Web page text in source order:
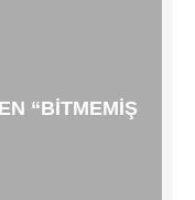
“BITMEMIŞ